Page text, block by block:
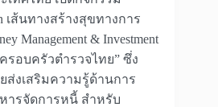
เส้นทางสร้างสุขทางการ
Management & Investment
รอบครัวตำรวจไทย” ซึ่ง
ส่งเสริมความรู้ด้านการ
ารจัดการหนี้ สำหรับ